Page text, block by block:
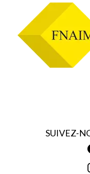
SUIVEZ-